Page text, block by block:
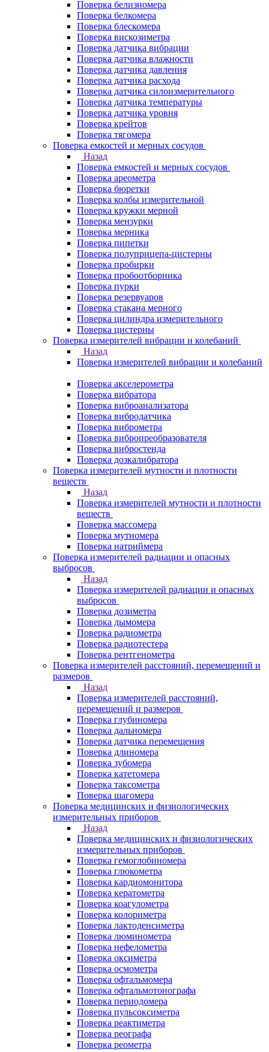
Поверка белизномера
Поверка белкомера
Поверка блескомера
Поверка вискозиметра
Поверка датчика вибрации
Поверка датчика влажности
Поверка датчика давления
Поверка датчика расхода
Поверка датчика силоизмерительного
Поверка датчика температуры
Поверка датчика уровня
Поверка крейтов
Поверка тягомера
Поверка емкостей и мерных сосудов
Назад
Поверка емкостей и мерных сосудов
Поверка ареометра
Поверка бюретки
Поверка колбы измерительной
Поверка кружки мерной
Поверка мензурки
Поверка мерника
Поверка пипетки
Поверка полуприцепа-цистерны
Поверка пробирки
Поверка пробоотборника
Поверка пурки
Поверка резервуаров
Поверка стакана мерного
Поверка цилиндра измерительного
Поверка цистерны
Поверка измерителей вибрации и колебаний
Назад
Поверка измерителей вибрации и колебаний
Поверка акселерометра
Поверка вибратора
Поверка виброанализатора
Поверка вибродатчика
Поверка виброметра
Поверка вибропреобразователя
Поверка вибростенда
Поверка дозкалибратора
Поверка измерителей мутности и плотности
веществ
Назад
Поверка измерителей мутности и плотности
веществ
Поверка массомера
Поверка мутномера
Поверка натриймера
Поверка измерителей радиации и опасных
выбросов
Назад
Поверка измерителей радиации и опасных
выбросов
Поверка дозиметра
Поверка дымомера
Поверка радиометра
Поверка радиотестера
Поверка рентгенометра
Поверка измерителей расстояний, перемещений и
размеров
Назад
Поверка измерителей расстояний,
перемещений и размеров
Поверка глубиномера
Поверка дальномера
Поверка датчика перемещения
Поверка длиномера
Поверка зубомера
Поверка катетомера
Поверка таксометра
Поверка шагомера
Поверка медицинских и физиологических
измерительных приборов
Назад
Поверка медицинских и физиологических
измерительных приборов
Поверка гемоглобиномера
Поверка глюкометра
Поверка кардиомонитора
Поверка кератометра
Поверка коагулометра
Поверка колориметра
Поверка лактоденсиметра
Поверка люминометра
Поверка нефелометра
Поверка оксиметра
Поверка осмометра
Поверка офтальмомера
Поверка офтальмотонографа
Поверка периодомера
Поверка пульсоксиметра
Поверка реактиметра
Поверка реографа
Поверка реометра